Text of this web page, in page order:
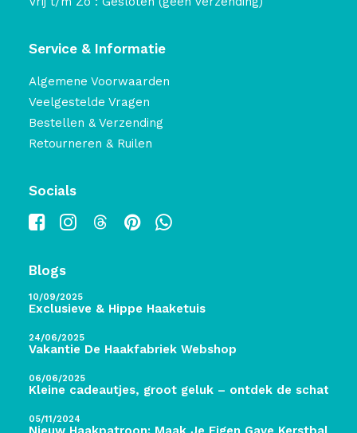
Service & Informatie
Algemene Voorwaarden
Veelgestelde Vragen
Bestellen & Verzending
Retourneren & Ruilen
Socials
Blogs
10/09/2025
Exclusieve & Hippe Haaketuis
24/06/2025
Vakantie De Haakfabriek Webshop
06/06/2025
Kleine cadeautjes, groot geluk – ontdek de schatten
05/11/2024